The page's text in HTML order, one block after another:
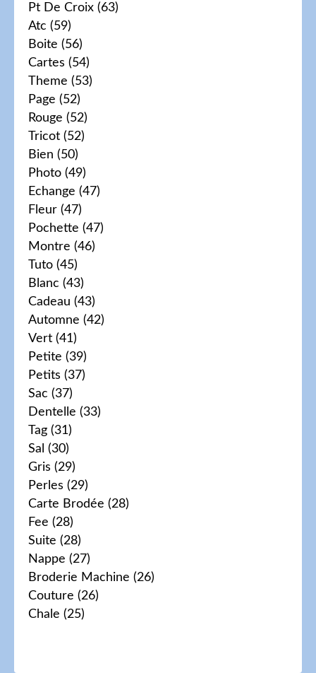
Pt De Croix (63)
Atc (59)
Boite (56)
Cartes (54)
Theme (53)
Page (52)
Rouge (52)
Tricot (52)
Bien (50)
Photo (49)
Echange (47)
Fleur (47)
Pochette (47)
Montre (46)
Tuto (45)
Blanc (43)
Cadeau (43)
Automne (42)
Vert (41)
Petite (39)
Petits (37)
Sac (37)
Dentelle (33)
Tag (31)
Sal (30)
Gris (29)
Perles (29)
Carte Brodée (28)
Fee (28)
Suite (28)
Nappe (27)
Broderie Machine (26)
Couture (26)
Chale (25)